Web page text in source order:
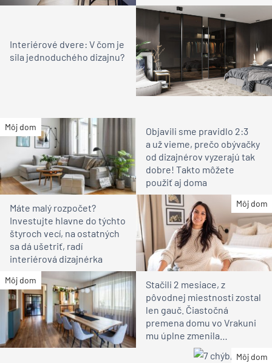
Interiérové dvere: V čom je
sila jednoduchého dizajnu?
Môj dom
Objavili sme pravidlo 2:3
a už vieme, prečo obývačky
od dizajnérov vyzerajú tak
dobre! Takto môžete
použiť aj doma
Môj dom
Máte malý rozpočet?
Investujte hlavne do týchto
štyroch vecí, na ostatných
sa dá ušetriť, radí
interiérová dizajnérka
Môj dom
Stačili 2 mesiace, z
pôvodnej miestnosti zostal
len gauč. Čiastočná
premena domu vo Vrakuni
mu úplne zmenila
atmosféru (video)
Môj dom